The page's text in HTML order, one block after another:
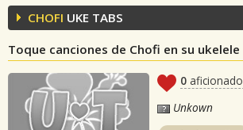
CHOFI UKE TABS
Toque canciones de Chofi en su ukelele
0
Unkown